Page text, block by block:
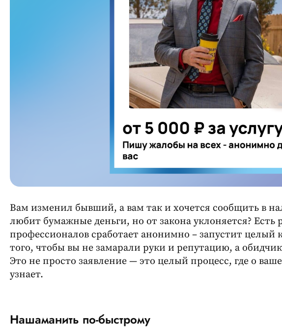
Вам изменил бывший, а вам так и хочется сообщить в
любит бумажные деньги, но от закона уклоняется?
профессионалов сработает анонимно – запустит целый
того, чтобы вы не замарали руки и репутацию, а
Это не просто заявление — это целый процесс, где о
узнает.
Нашаманить по-быстрому